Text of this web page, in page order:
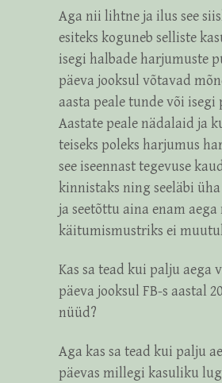
Aga nii lihtne ja ilus see
esiteks koguneb selliste
isegi halbade harjumuste
päeva jooksul võtavad
aasta peale tunde või isegi
Aastate peale nädalaid ja
teiseks poleks harjumus
see iseennast tegevuse
kinnistaks ning seeläbi
ja seetõttu aina enam aega
käitumismustriks ei
Kas sa tead kui palju aega
päeva jooksul FB-s aastal
nüüd?
Aga kas sa tead kui palju
päevas millegi kasuliku